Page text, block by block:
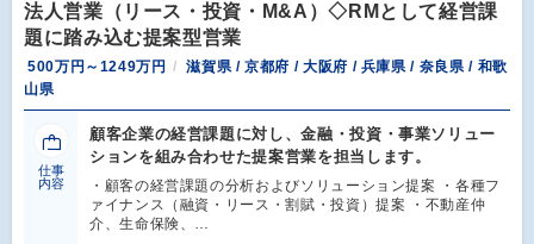
法人営業（リース・投資・M&A）◇RMとして経営課
題に踏み込む提案型営業
500万円～1249万円
滋賀県 / 京都府 / 大阪府 / 兵庫県 / 奈良県 / 和歌
山県
仕事
内容
顧客企業の経営課題に対し、金融・投資・事業ソリュー
ションを組み合わせた提案営業を担当します。
・顧客の経営課題の分析およびソリューション提案 ・各種フ
ァイナンス（融資・リース・割賦・投資）提案 ・不動産仲
介、生命保険、…